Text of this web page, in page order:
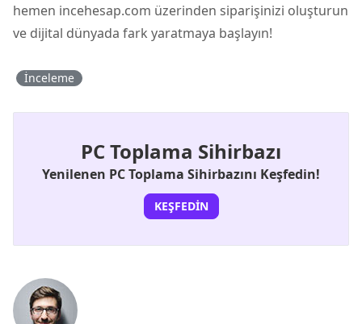
hemen incehesap.com üzerinden siparişinizi oluşturun
ve dijital dünyada fark yaratmaya başlayın!
İnceleme
PC Toplama Sihirbazı
Yenilenen PC Toplama Sihirbazını Keşfedin!
KEŞFEDIN